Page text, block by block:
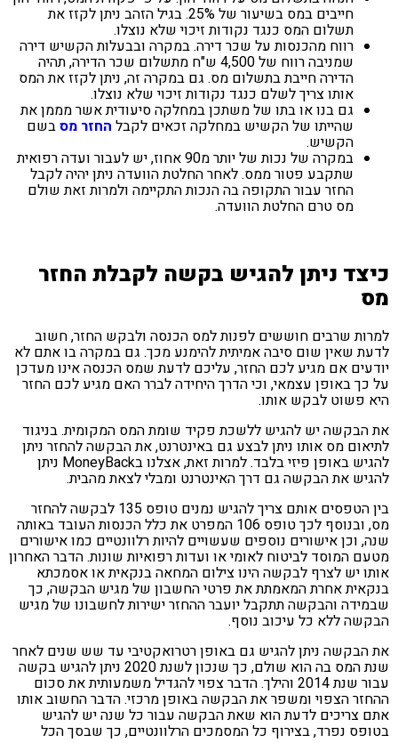
חייבים במס בשיעור של 25%. בגיל הזהב ניתן לקזז את
תשלום המס כנגד נקודות זיכוי שלא נוצלו.
רווח מהכנסות על שכר דירה. במקרה ובבעלות הקשיש דירה
שמניבה רווח של 4,500 ש"ח מתשלום שכר הדירה, תהיה
הדירה חייבת בתשלום מס. גם במקרה זה, ניתן לקזז את המס
אותו צריך לשלם כנגד נקודות זיכוי שלא נוצלו.
גם בנו או בתו של משתכן במחלקה סיעודית אשר מממן את
שהייתו של הקשיש במחלקה זכאים לקבלהחזר מסבשם
הקשיש.
במקרה של נכות של יותר מ90 אחוז, יש לעבור ועדה רפואית
שתקבע פטור ממס. לאחר החלטת הוועדה ניתן יהיה לקבל
החזר עבור התקופה בה הנכות התקיימה ולמרות זאת שולם
מס טרם החלטת הוועדה.
ניתן להגיש בקשה לקבלת החזר
שרבים חוששים לפנות למס הכנסה ולבקש החזר, חשוב
שאין שום סיבה אמיתית להימנע מכך. גם במקרה בו אתם לא
אם מגיע לכם החזר, עליכם לדעת שמס הכנסה אינו מעדכן
באופן עצמאי, וכי הדרך היחידה לברר האם מגיע לכם החזר
פשוט לבקש אותו.
יש להגיש ללשכת פקיד שומת המס המקומית. בניגוד
מס אותו ניתן לבצע גם באינטרנט, את הבקשה להחזר ניתן
להגיש באופן פיזי בלבד. למרות זאת, אצלנו בMoneyBack ניתן
את הבקשה גם דרך האינטרנט ומבלי לצאת מהבית.
בין הטפסים אותם צריך להגיש נמנים טופס 135 לבקשה להחזר
מס, ובנוסף לכך טופס 106 המפרט את כלל הכנסות העובד באותה
וכן אישורים נוספים שעשויים להיות רלוונטיים כמו אישורים
המוסד לביטוח לאומי או ועדות רפואיות שונות. הדבר האחרון
יש לצרף לבקשה הינו צילום המחאה בנקאית או אסמכתא
אחרת המאמתת את פרטי החשבון של מגיש הבקשה, כך
והבקשה תתקבל יועבר ההחזר ישירות לחשבונו של מגיש
ללא כל עיכוב נוסף.
ניתן להגיש גם באופן רטרואקטיבי עד שש שנים לאחר
שנת המס בה הוא שולם, כך שנכון לשנת 2020 ניתן להגיש בקשה
עבור שנת 2014 והילך. הדבר צפוי להגדיל משמעותית את סכום
הצפוי ומשפר את הבקשה באופן מרכזי. הדבר החשוב אותו
צריכים לדעת הוא שאת הבקשה עבור כל שנה יש להגיש
נפרד, בצירוף כל המסמכים הרלוונטיים, כך שבסך הכל